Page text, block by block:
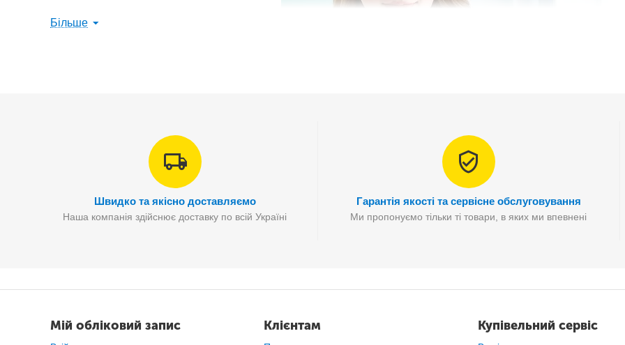
Більше
Швидко та якісно доставляємо
Наша компанія здійснює доставку по всій Україні
Гарантія якості та сервісне обслуговування
Ми пропонуємо тільки ті товари, в яких ми впевнені
Мій обліковий запис Клієнтам Купівельний сервіс